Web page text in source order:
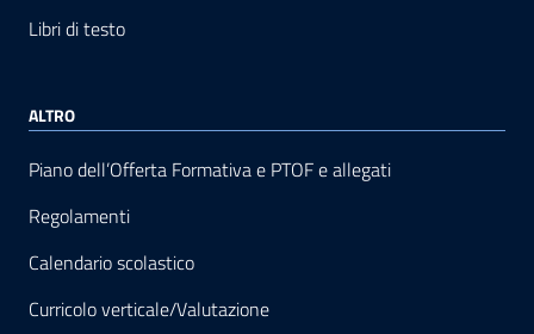
Libri di testo
ALTRO
Piano dell’Offerta Formativa e PTOF e allegati
Regolamenti
Calendario scolastico
Curricolo verticale/Valutazione